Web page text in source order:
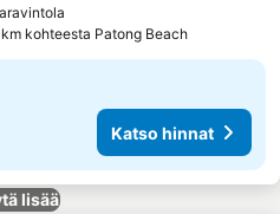
kohteesta Patong Beach
Katso hinnat
lisää